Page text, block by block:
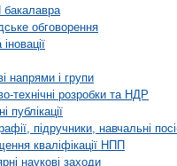
обговорення
напрями і групи
технічні розробки та НДР
публікації
підручники, навчальні
кваліфікації НПП
наукові заходи